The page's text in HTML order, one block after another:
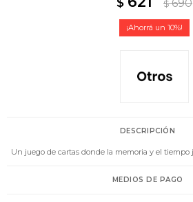
$ 690
10
DESCRIPCIÓN
Un juego de cartas donde la memoria y el
MEDIOS DE PAGO